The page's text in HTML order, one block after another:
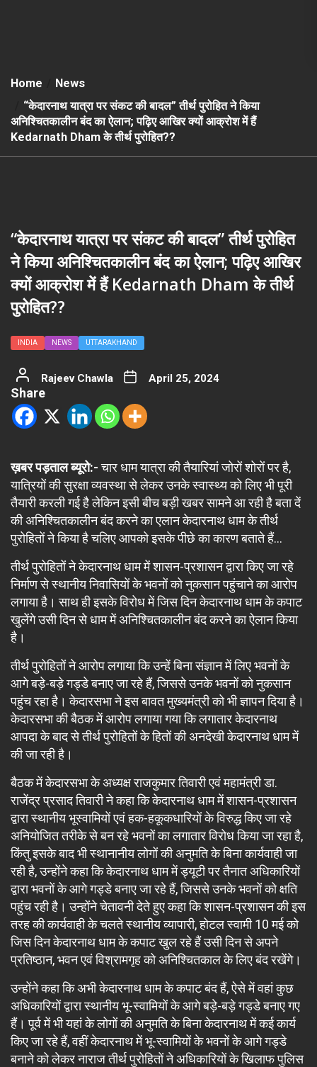
Home
News
“केदारनाथ यात्रा पर संकट की बादल” तीर्थ पुरोहित ने किया
अनिश्चितकालीन बंद का ऐलान; पढ़िए आखिर क्‍यों आक्रोश में हैं
Kedarnath Dham के तीर्थ पुरोहित??
“केदारनाथ यात्रा पर संकट की बादल” तीर्थ पुरोहित
ने किया अनिश्चितकालीन बंद का ऐलान; पढ़िए आखिर
क्‍यों आक्रोश में हैं Kedarnath Dham के तीर्थ
पुरोहित??
INDIA NEWS UTTARAKHAND
Rajeev Chawla April 25, 2024
Share
ख़बर पड़ताल ब्यूरो:-चार धाम यात्रा की तैयारियां जोरों शोरों पर है,
यात्रियों की सुरक्षा व्यवस्था से लेकर उनके स्वास्थ्य को लिए भी पूरी
तैयारी करली गई है लेकिन इसी बीच बड़ी खबर सामने आ रही है बता दें
की अनिश्चितकालीन बंद करने का एलान केदारनाथ धाम के तीर्थ
पुरोहितों ने किया है चलिए आपको इसके पीछे का कारण बताते हैं…
तीर्थ पुरोहितों ने केदारनाथ धाम में शासन-प्रशासन द्वारा किए जा रहे
निर्माण से स्थानीय निवासियों के भवनों को नुकसान पहुंचाने का आरोप
लगाया है। साथ ही इसके विरोध में जिस दिन केदारनाथ धाम के कपाट
खुलेंगे उसी दिन से धाम में अनिश्चितकालीन बंद करने का ऐलान किया
है।
तीर्थ पुरोहितों ने आरोप लगाया कि उन्हें बिना संज्ञान में लिए भवनों के
आगे बड़े-बड़े गड्डे बनाए जा रहे हैं, जिससे उनके भवनों को नुकसान
पहुंच रहा है। केदारसभा ने इस बावत मुख्यमंत्री को भी ज्ञापन दिया है।
केदारसभा की बैठक में आरोप लगाया गया कि लगातार केदारनाथ
आपदा के बाद से तीर्थ पुरोहितों के हितों की अनदेखी केदारनाथ धाम में
की जा रही है।
बैठक में केदारसभा के अध्यक्ष राजकुमार तिवारी एवं महामंत्री डा.
राजेंद्र प्रसाद तिवारी ने कहा कि केदारनाथ धाम में शासन-प्रशासन
द्वारा स्थानीय भूस्वामियों एवं हक-हकूकधारियों के विरुद्ध किए जा रहे
अनियोजित तरीके से बन रहे भवनों का लगातार विरोध किया जा रहा है,
किंतु इसके बाद भी स्थानानीय लोगों की अनुमति के बिना कार्यवाही जा
रही है, उन्होंने कहा कि केदारनाथ धाम में ड्यूटी पर तैनात अधिकारियों
द्वारा भवनों के आगे गड्डे बनाए जा रहे हैं, जिससे उनके भवनों को क्षति
पहुंच रही है। उन्होंने चेतावनी देते हुए कहा कि शासन-प्रशासन की इस
तरह की कार्यवाही के चलते स्थानीय व्यापारी, होटल स्वामी 10 मई को
जिस दिन केदारनाथ धाम के कपाट खुल रहे हैं उसी दिन से अपने
प्रतिष्ठान, भवन एवं विश्रामगृह को अनिश्चितकाल के लिए बंद रखेंगे।
उन्होंने कहा कि अभी केदारनाथ धाम के कपाट बंद हैं, ऐसे में वहां कुछ
अधिकारियों द्वारा स्थानीय भू-स्वामियों के आगे बड़े-बड़े गड्डे बनाए गए
हैं। पूर्व में भी यहां के लोगों की अनुमति के बिना केदारनाथ में कई कार्य
किए जा रहे हैं, वहीं केदारनाथ में भू-स्वामियों के भवनों के आगे गड्डे
बनाने को लेकर नाराज तीर्थ पुरोहितों ने अधिकारियों के खिलाफ पुलिस